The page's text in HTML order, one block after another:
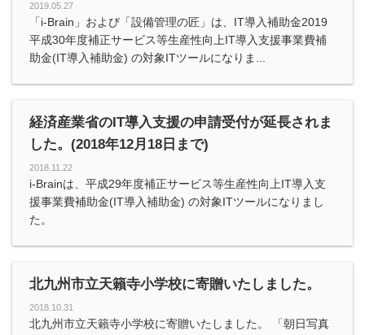
2019.05.27
「i-Brain」および「設備管理の匠」は、IT導入補助金2019
平成30年度補正サービス等生産性向上IT導入支援事業費補
助金(IT導入補助金) の対象ITツールになりま...
経済産業省のIT導入支援の申請受付が延長されま
した。(2018年12月18日まで)
2018.11.22
i-Brainは、平成29年度補正サービス等生産性向上IT導入支
援事業費補助金(IT導入補助金) の対象ITツールになりまし
た。
北九州市立天籟寺小学校に寄贈いたしました。
2018.10.31
北九州市立天籟寺小学校に寄贈いたしました。 「朝日写真